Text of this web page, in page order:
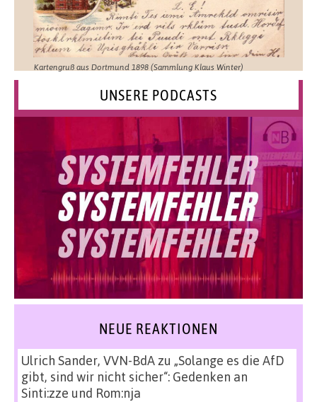
Kartengruß aus Dortmund 1898 (Sammlung Klaus Winter)
UNSERE PODCASTS
NEUE REAKTIONEN
Ulrich Sander, VVN-BdAzu „Solange es die AfD
gibt, sind wir nicht sicher“: Gedenken an
Sinti:zze und Rom:nja